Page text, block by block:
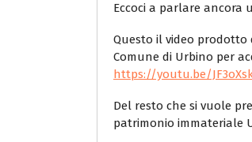
Eccoci a parlare ancora
Questo il video
Comune di Urbino per
https://youtu.be/
Del resto che si vuole
patrimonio immateriale